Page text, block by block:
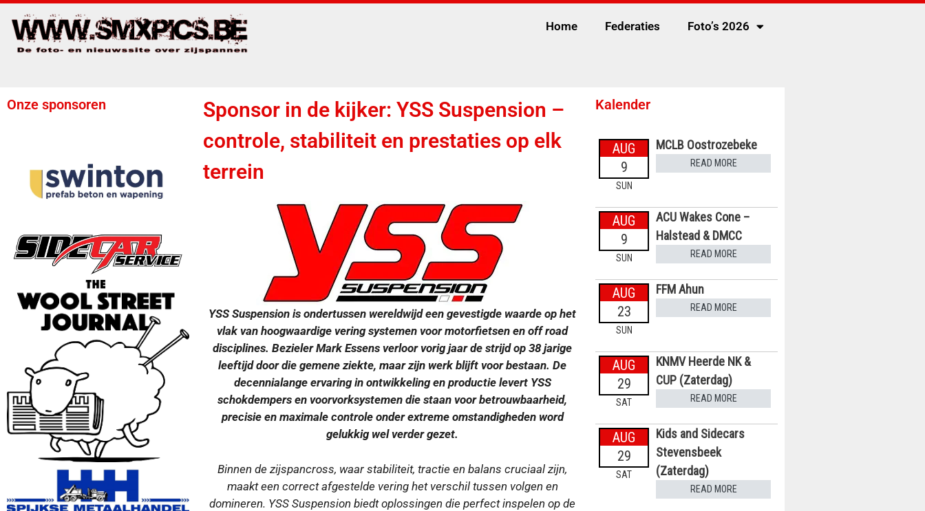
Home Federaties Foto’s 2026
Onze sponsoren
Sponsor in de kijker: YSS Suspension –
controle, stabiliteit en prestaties op elk
terrein
YSS Suspension is ondertussen wereldwijd een gevestigde waarde op het
vlak van hoogwaardige vering systemen voor motorfietsen en off road
disciplines. Bezieler Mark Essens verloor vorig jaar de strijd op 38 jarige
leeftijd door die gemene ziekte, maar zijn werk blijft voor bestaan. De
decennialange ervaring in ontwikkeling en productie levert YSS
schokdempers en voorvorksystemen die staan voor betrouwbaarheid,
precisie en maximale controle onder extreme omstandigheden word
gelukkig wel verder gezet.
Binnen de zijspancross, waar stabiliteit, tractie en balans cruciaal zijn,
maakt een correct afgestelde vering het verschil tussen volgen en
domineren. YSS Suspension biedt oplossingen die perfect inspelen op de
Kalender
AUG
9
SUN
MCLB Oostrozebeke
READ MORE
AUG
9
SUN
ACU Wakes Cone –
Halstead & DMCC
READ MORE
AUG
23
SUN
FFM Ahun
READ MORE
AUG
29
SAT
KNMV Heerde NK &
CUP (Zaterdag)
READ MORE
AUG
29
SAT
Kids and Sidecars
Stevensbeek
(Zaterdag)
READ MORE